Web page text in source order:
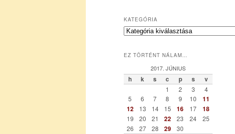
KATEGÓRIA
K
e
r
a
EZ TÖRTÉNT NÁLAM…
2017. JÚNIUS
h k s c p s v
1 2 3
4
5
6 7 8 9 10
11
12
13 14 15 16 17 18
19 20 21 22 23 24
25
26
27 28 29 30